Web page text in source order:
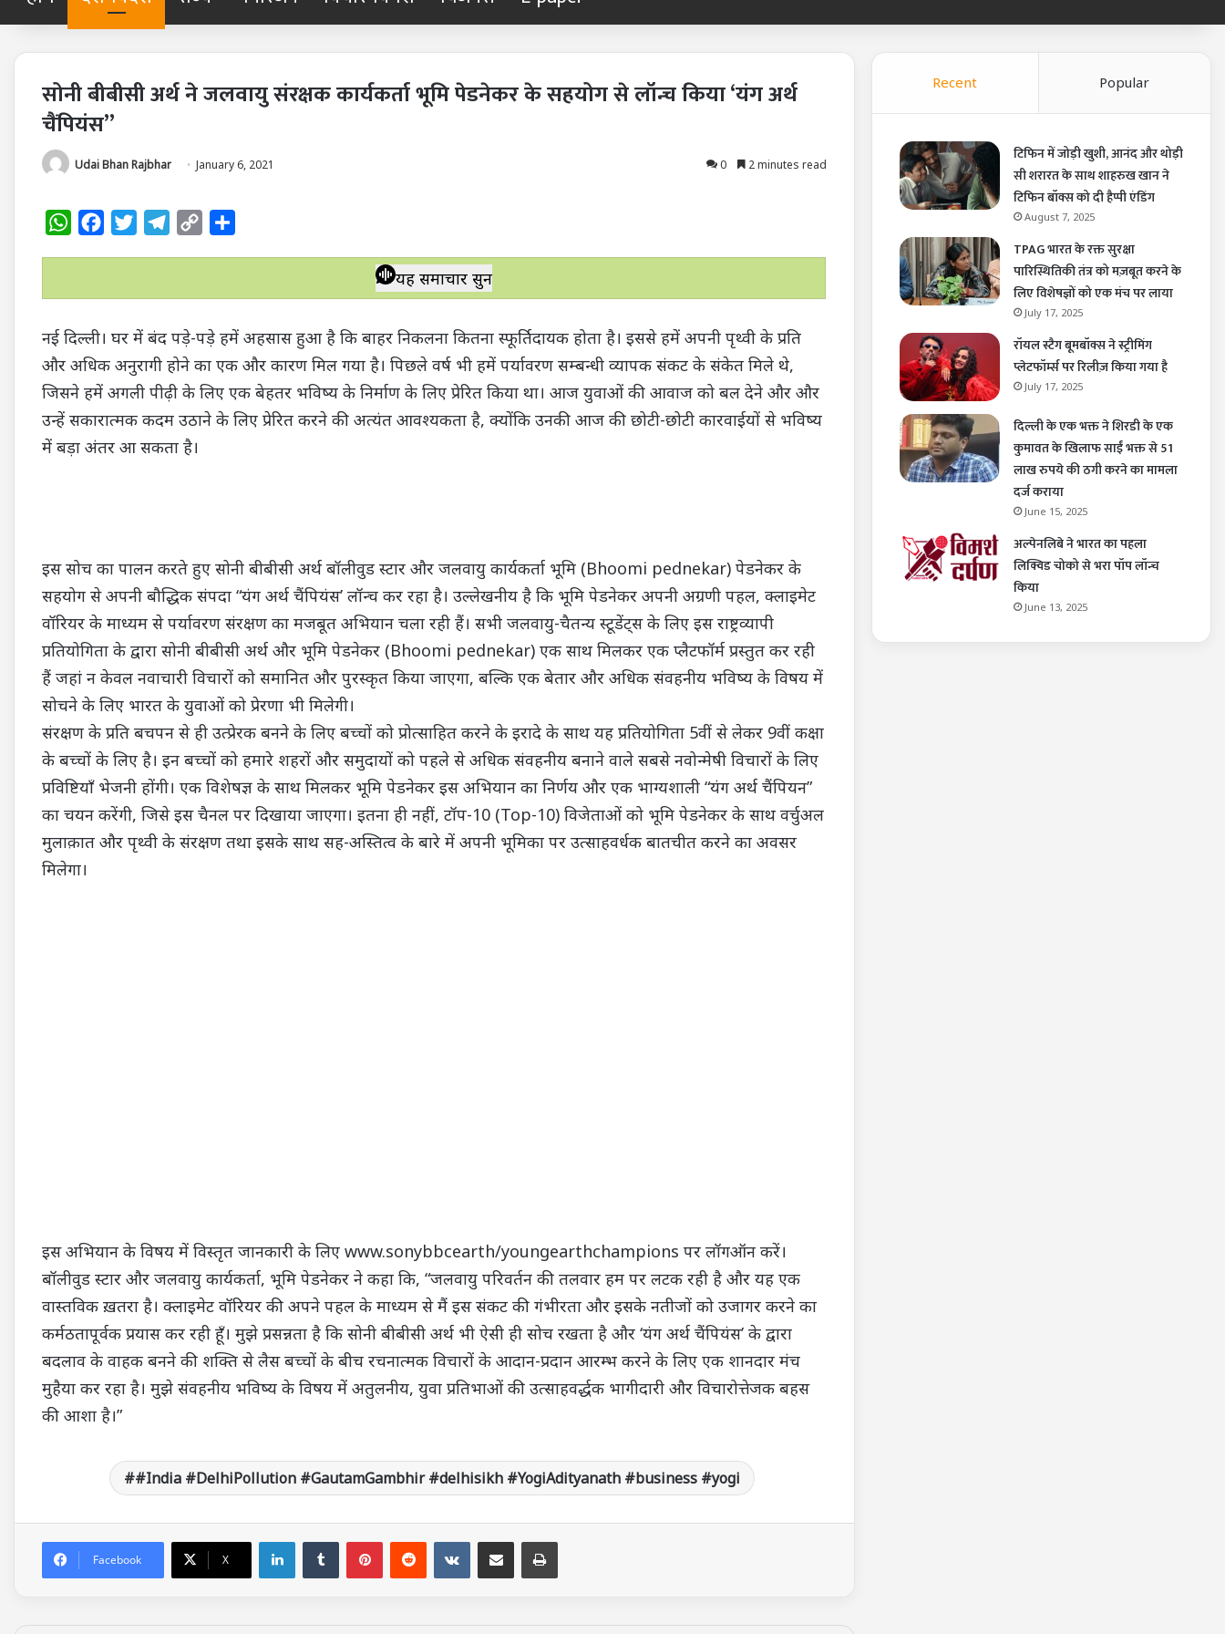
सोनी बीबीसी अर्थ ने जलवायु संरक्षक कार्यकर्ता भूमि पेडनेकर के सहयोग से लॉन्च किया ‘यंग अर्थ
चैंपियंस”
Udai Bhan Rajbhar January 6, 2021 0 2 minutes read
W
t
A
p
p
e
o
o
k
t
t
e
r
e
a
m
y
L
i
n
k
r
e
यह समाचार सुनें
नई दिल्ली। घर में बंद पड़े-पड़े हमें अहसास हुआ है कि बाहर निकलना कितना स्फूर्तिदायक होता है। इससे हमें अपनी पृथ्वी के प्रति
और अधिक अनुरागी होने का एक और कारण मिल गया है। पिछले वर्ष भी हमें पर्यावरण सम्बन्धी व्यापक संकट के संकेत मिले थे,
जिसने हमें अगली पीढ़ी के लिए एक बेहतर भविष्य के निर्माण के लिए प्रेरित किया था। आज युवाओं की आवाज को बल देने और और
उन्हें सकारात्मक कदम उठाने के लिए प्रेरित करने की अत्यंत आवश्यकता है, क्योंकि उनकी आज की छोटी-छोटी कारवाईयों से भविष्य
में बड़ा अंतर आ सकता है।
इस सोच का पालन करते हुए सोनी बीबीसी अर्थ बॉलीवुड स्टार और जलवायु कार्यकर्ता भूमि (Bhoomi pednekar) पेडनेकर के
सहयोग से अपनी बौद्धिक संपदा “यंग अर्थ चैंपियंस’ लॉन्च कर रहा है। उल्लेखनीय है कि भूमि पेडनेकर अपनी अग्रणी पहल, क्लाइमेट
वॉरियर के माध्यम से पर्यावरण संरक्षण का मजबूत अभियान चला रही हैं। सभी जलवायु-चैतन्य स्टूडेंट्स के लिए इस राष्ट्रव्यापी
प्रतियोगिता के द्वारा सोनी बीबीसी अर्थ और भूमि पेडनेकर (Bhoomi pednekar) एक साथ मिलकर एक प्लैटफॉर्म प्रस्तुत कर रही
हैं जहां न केवल नवाचारी विचारों को समानित और पुरस्कृत किया जाएगा, बल्कि एक बेतार और अधिक संवहनीय भविष्य के विषय में
सोचने के लिए भारत के युवाओं को प्रेरणा भी मिलेगी।
संरक्षण के प्रति बचपन से ही उत्प्रेरक बनने के लिए बच्चों को प्रोत्साहित करने के इरादे के साथ यह प्रतियोगिता 5वीं से लेकर 9वीं कक्षा
के बच्चों के लिए है। इन बच्चों को हमारे शहरों और समुदायों को पहले से अधिक संवहनीय बनाने वाले सबसे नवोन्मेषी विचारों के लिए
प्रविष्टियाँ भेजनी होंगी। एक विशेषज्ञ के साथ मिलकर भूमि पेडनेकर इस अभियान का निर्णय और एक भाग्यशाली “यंग अर्थ चैंपियन”
का चयन करेंगी, जिसे इस चैनल पर दिखाया जाएगा। इतना ही नहीं, टॉप-10 (Top-10) विजेताओं को भूमि पेडनेकर के साथ वर्चुअल
मुलाक़ात और पृथ्वी के संरक्षण तथा इसके साथ सह-अस्तित्व के बारे में अपनी भूमिका पर उत्साहवर्धक बातचीत करने का अवसर
मिलेगा।
इस अभियान के विषय में विस्तृत जानकारी के लिए www.sonybbcearth/youngearthchampions पर लॉगऑन करें।
बॉलीवुड स्टार और जलवायु कार्यकर्ता, भूमि पेडनेकर ने कहा कि, “जलवायु परिवर्तन की तलवार हम पर लटक रही है और यह एक
वास्तविक ख़तरा है। क्लाइमेट वॉरियर की अपने पहल के माध्यम से मैं इस संकट की गंभीरता और इसके नतीजों को उजागर करने का
कर्मठतापूर्वक प्रयास कर रही हूँ। मुझे प्रसन्नता है कि सोनी बीबीसी अर्थ भी ऐसी ही सोच रखता है और ‘यंग अर्थ चैंपियंस’ के द्वारा
बदलाव के वाहक बनने की शक्ति से लैस बच्चों के बीच रचनात्मक विचारों के आदान-प्रदान आरम्भ करने के लिए एक शानदार मंच
मुहैया कर रहा है। मुझे संवहनीय भविष्य के विषय में अतुलनीय, युवा प्रतिभाओं की उत्साहवर्द्धक भागीदारी और विचारोत्तेजक बहस
की आशा है।”
#India #DelhiPollution #GautamGambhir #delhisikh #YogiAdityanath #business #yogi
Facebook X
LinkedIn VKontakte
Recent Popular
टिफिन में जोड़ी खुशी, आनंद और थोड़ी
सी शरारत के साथ शाहरुख खान ने
टिफिन बॉक्स को दी हैप्पी एंडिंग
August 7, 2025
TPAG भारत के रक्त सुरक्षा
पारिस्थितिकी तंत्र को मज़बूत करने के
लिए विशेषज्ञों को एक मंच पर लाया
July 17, 2025
रॉयल स्टैग बूमबॉक्स ने स्ट्रीमिंग
प्लेटफॉर्म्स पर रिलीज़ किया गया है
July 17, 2025
दिल्ली के एक भक्त ने शिरडी के एक
कुमावत के खिलाफ साईं भक्त से 51
लाख रुपये की ठगी करने का मामला
दर्ज कराया
June 15, 2025
अल्पेनलिबे ने भारत का पहला
लिक्विड चोको से भरा पॉप लॉन्च
किया
June 13, 2025